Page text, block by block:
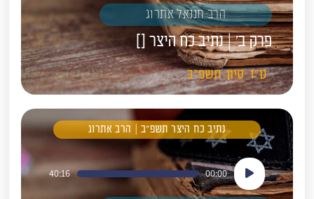
הרב חננאל אתרוג
פרק ב' | נתיב כח היצר []
ט"ז סיון תשפ"ב
נתיב כח היצר תשפ"ב | הרב אתרוג
נגן
אודיו
00:00
40:16